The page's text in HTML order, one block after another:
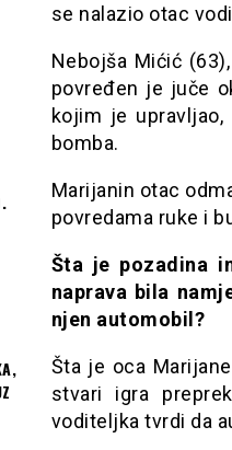
se nalazio otac
Nebojša Mićić
povređen je juče
kojim je
bomba.
Marijanin otac
povredama ruke i
Šta je pozadina
naprava bila
njen automobil?
Šta je oca
stvari igra
voditeljka tvrdi da